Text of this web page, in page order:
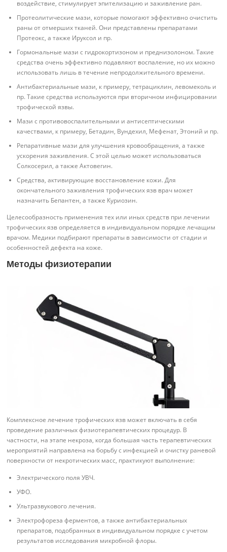
воздействие, стимулирует эпителизацию и заживление ран.
Протеолитические мази, которые помогают эффективно очистить
раны от отмерших тканей. Они представлены препаратами
Протеокс, а также Ируксол и пр.
Гормональные мази с гидрокортизоном и преднизолоном. Такие
средства очень эффективно подавляют воспаление, но их можно
использовать лишь в течение непродолжительного времени.
Антибактериальные мази, к примеру, тетрациклин, левомеколь и
пр. Такие средства используются при вторичном инфицировании
трофической язвы.
Мази с противовоспалительными и антисептическими
качествами, к примеру, Бетадин, Вундехил, Мефенат, Этоний и пр.
Репаративные мази для улучшения кровообращения, а также
ускорения заживления. С этой целью может использоваться
Солкосерил, а также Актовегин.
Средства, активирующие восстановление кожи. Для
окончательного заживления трофических язв врач может
назначить Бепантен, а также Куриозин.
Целесообразность применения тех или иных средств при лечении
трофических язв определяется в индивидуальном порядке лечащим
врачом. Медики подбирают препараты в зависимости от стадии и
особенностей дефекта на коже.
Методы физиотерапии
Комплексное лечение трофических язв может включать в себя
проведение различных физиотерапевтических процедур. В
частности, на этапе некроза, когда большая часть терапевтических
мероприятий направлена на борьбу с инфекцией и очистку раневой
поверхности от некротических масс, практикуют выполнение:
Электрического поля УВЧ.
УФО.
Ультразвукового лечения.
Электрофореза ферментов, а также антибактериальных
препаратов, подобранных в индивидуальном порядке с учетом
результатов исследования микробной флоры.